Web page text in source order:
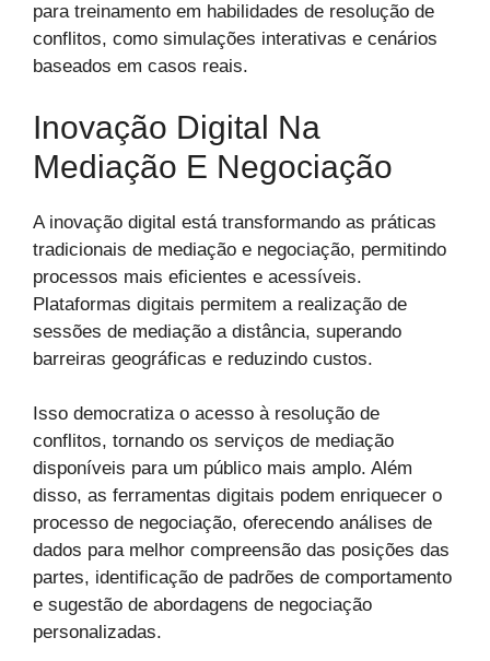
para treinamento em habilidades de resolução de
conflitos, como simulações interativas e cenários
baseados em casos reais.
Inovação Digital Na
Mediação E Negociação
A inovação digital está transformando as práticas
tradicionais de mediação e negociação, permitindo
processos mais eficientes e acessíveis.
Plataformas digitais permitem a realização de
sessões de mediação a distância, superando
barreiras geográficas e reduzindo custos.
Isso democratiza o acesso à resolução de
conflitos, tornando os serviços de mediação
disponíveis para um público mais amplo. Além
disso, as ferramentas digitais podem enriquecer o
processo de negociação, oferecendo análises de
dados para melhor compreensão das posições das
partes, identificação de padrões de comportamento
e sugestão de abordagens de negociação
personalizadas.